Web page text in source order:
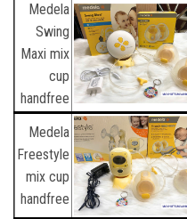
Medela
Swing
Maxi mix
cup
handfree
Medela
Freestyle
mix cup
handfree